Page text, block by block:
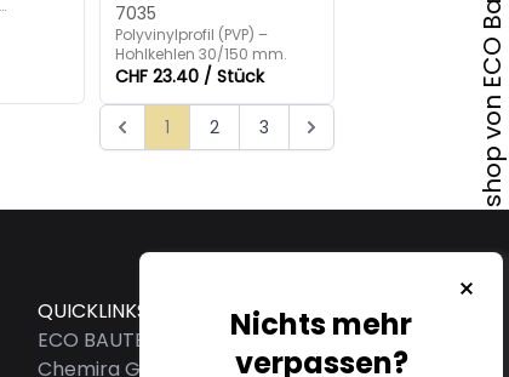
7035
Polyvinylprofil (PVP) –
Hohlkehlen 30/150 mm.
CHF 23.40 / Stück
1 2 3
QUICKLINKS
ECO BAUTEC & DESIGN AG
Chemira GmbH
Nichts mehr
verpassen?